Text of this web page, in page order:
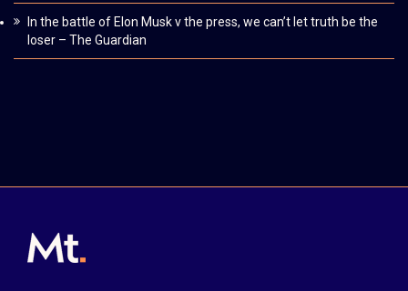
In the battle of Elon Musk v the press, we can’t let truth be the
loser – The Guardian